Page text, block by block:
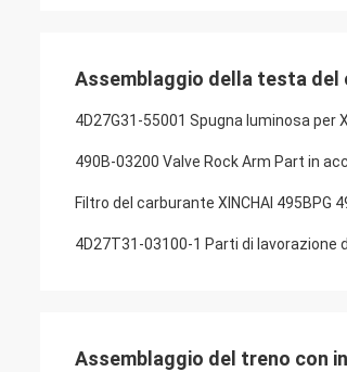
Assemblaggio della testa del
4D27G31-55001 Spugna luminosa per
490B-03200 Valve Rock Arm Part in
Filtro del carburante XINCHAI
4D27T31-03100-1 Parti di lavorazione
Assemblaggio del treno con